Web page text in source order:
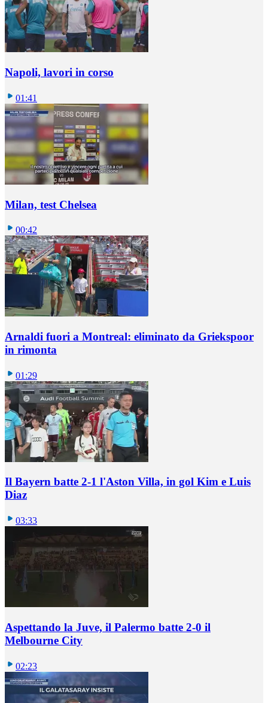
Napoli, lavori in corso
01:41
Milan, test Chelsea
00:42
Arnaldi fuori a Montreal: eliminato da Griekspoor
in rimonta
01:29
Il Bayern batte 2-1 l'Aston Villa, in gol Kim e Luis
Diaz
03:33
Aspettando la Juve, il Palermo batte 2-0 il
Melbourne City
02:23